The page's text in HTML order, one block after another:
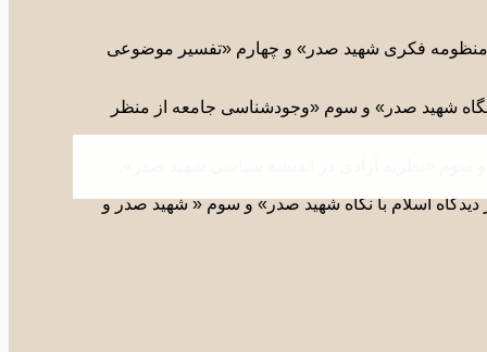
فکری شهید صدر» و چهارم «تفسیر موضوعی
شهید صدر» و سوم «وجودشناسی جامعه از منظر
اسلام با نگاه شهید صدر» و سوم « شهید صدر و